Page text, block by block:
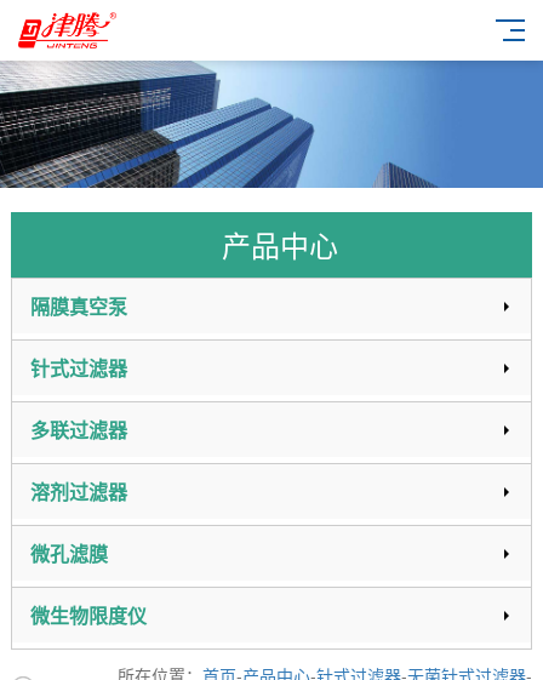
产品中心
隔膜真空泵
针式过滤器
多联过滤器
溶剂过滤器
微孔滤膜
微生物限度仪
所在位置：首页-产品中心-针式过滤器-无菌针式过滤器-